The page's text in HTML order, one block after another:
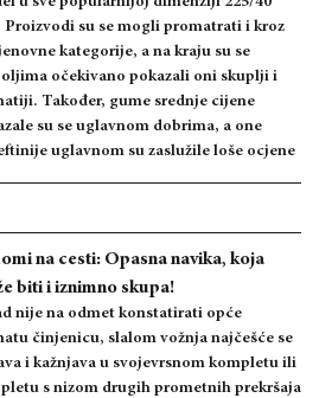
Proizvodi su se mogli promatrati i kroz
kategorije, a na kraju su se
očekivano pokazali oni skuplji i
Također, gume srednje cijene
su se uglavnom dobrima, a one
uglavnom su zaslužile loše ocjene
na cesti: Opasna navika, koja
biti i iznimno skupa!
nije na odmet konstatirati opće
činjenicu, slalom vožnja najčešće se
i kažnjava u svojevrsnom kompletu ili
s nizom drugih prometnih prekršaja